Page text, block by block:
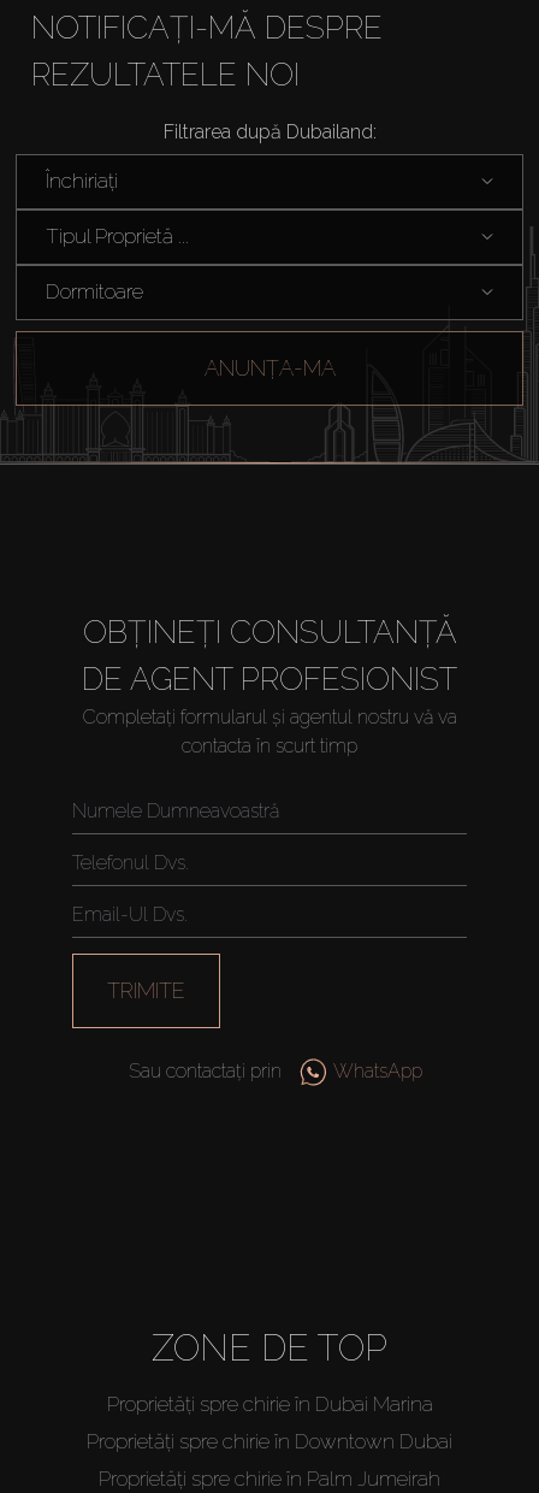
Închiriați
Off-Plan
NOTIFICAȚI-MĂ DESPRE
REZULTATELE NOI
Filtrarea după Dubailand:
Închiriați
Tipul Proprietă ...
Dormitoare
ANUNȚA-MA
OBȚINEȚI CONSULTANȚĂ
DE AGENT PROFESIONIST
Completați formularul și agentul nostru vă va
contacta în scurt timp
TRIMITE
Sau contactați prin WhatsApp
ZONE DE TOP
Proprietăți spre chirie în Dubai Marina
Proprietăți spre chirie în Downtown Dubai
Proprietăți spre chirie în Palm Jumeirah